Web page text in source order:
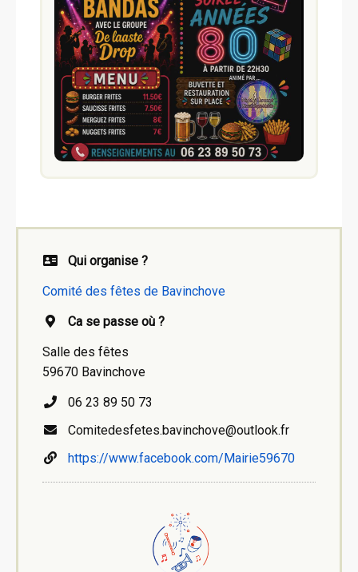
Qui organise ?
Comité des fêtes de Bavinchove
Ca se passe où ?
Salle des fêtes
59670 Bavinchove
06 23 89 50 73
Comitedesfetes.bavinchove@outlook.fr
https://www.facebook.com/Mairie59670